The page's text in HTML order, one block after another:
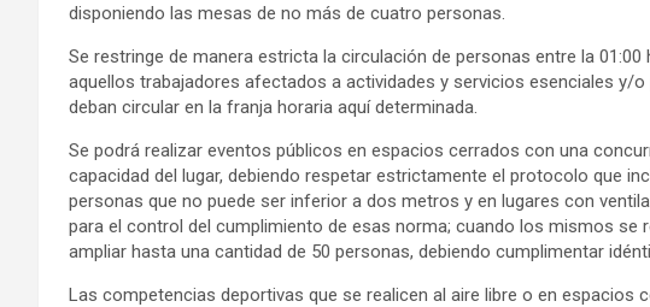
disponiendo las mesas de no más de cuatro personas.
Se restringe de manera estricta la circulación de personas entre la 01:00
aquellos trabajadores afectados a actividades y servicios esenciales y/
deban circular en la franja horaria aquí determinada.
Se podrá realizar eventos públicos en espacios cerrados con una
capacidad del lugar, debiendo respetar estrictamente el protocolo que
personas que no puede ser inferior a dos metros y en lugares con
para el control del cumplimiento de esas norma; cuando los mismos se
ampliar hasta una cantidad de 50 personas, debiendo cumplimentar
Las competencias deportivas que se realicen al aire libre o en espacios